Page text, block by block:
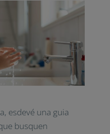
per exemple,
de crear hàbits i
qualsevol
objectiu